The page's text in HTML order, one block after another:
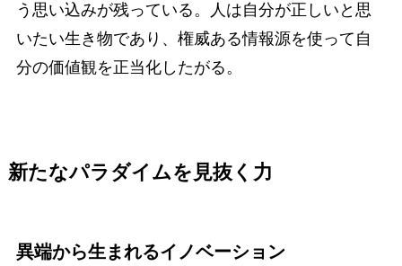
う思い込みが残っている。人は自分が正しいと思
いたい生き物であり、権威ある情報源を使って自
分の価値観を正当化したがる。
新たなパラダイムを見抜く力
異端から生まれるイノベーション